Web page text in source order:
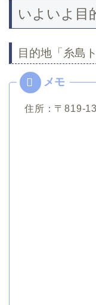
いよいよ目
目的地「糸島
住所：〒819-